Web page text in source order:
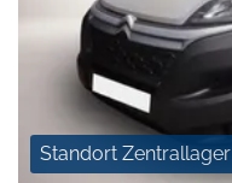
Standort Zentrallager